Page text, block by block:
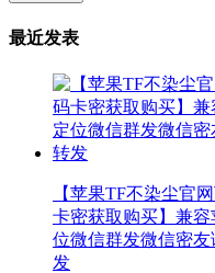
最近发表
【苹果TF不染尘官
卡密获取购买】兼容
位微信群发微信密
发